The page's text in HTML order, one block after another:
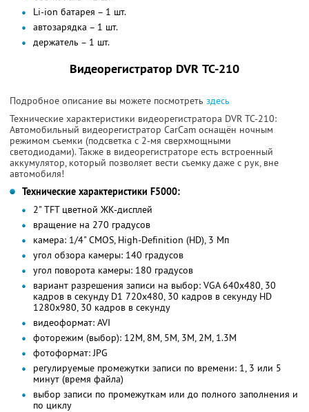
Li-ion батарея – 1 шт.
автозарядка – 1 шт.
держатель – 1 шт.
Видеорегистратор DVR ТС-210
Подробное описание вы можете посмотреть здесь
Технические характеристики видеорегистратора DVR ТС-210:
Автомобильный видеорегистратор CarCam оснащён ночным
режимом съемки (подсветка c 2-мя сверхмощными
светодиодами). Также в видеорегистраторе есть встроенный
аккумулятор, который позволяет вести съемку даже с рук, вне
автомобиля!
Технические характеристики F5000:
2" TFT цветной ЖК-дисплей
вращение на 270 градусов
камера: 1/4" CMOS, High-Definition (HD), 3 Мп
угол обзора камеры: 140 градусов
угол поворота камеры: 180 градусов
вариант разрешения записи на выбор: VGA 640x480, 30
кадров в секунду D1 720x480, 30 кадров в секунду HD
1280x980, 30 кадров в секунду
видеоформат: AVI
фоторежим (выбор): 12М, 8М, 5М, 3М, 2М, 1.3М
фотоформат: JPG
регулируемые промежутки записи по времени: 1, 3 или 5
минут (время файла)
выбор записи по промежуткам или до полного заполнения и
по циклу